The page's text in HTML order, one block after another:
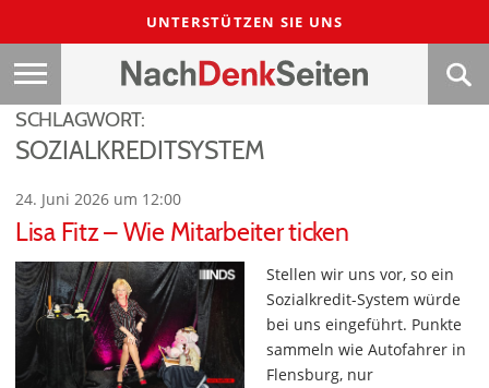
UNTERSTÜTZEN SIE UNS
SCHLAGWORT:
SOZIALKREDITSYSTEM
24. Juni 2026 um 12:00
Lisa Fitz – Wie Mitarbeiter ticken
Stellen wir uns vor, so ein
Sozialkredit-System würde
bei uns eingeführt. Punkte
sammeln wie Autofahrer in
Flensburg, nur